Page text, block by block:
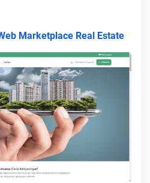
Marketplace Real Estate